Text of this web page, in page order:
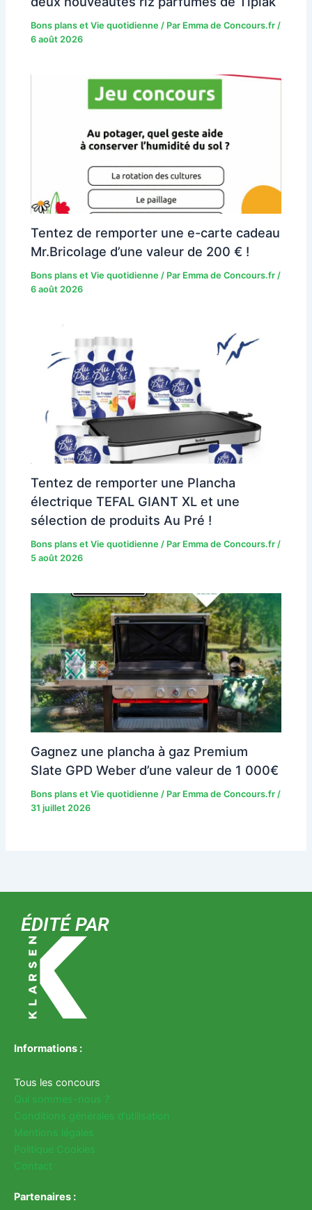
Bons plans et Vie quotidienne / Par Emma de Concours.fr/
6 août 2026
Tentez de remporter une e-carte cadeau
Mr.Bricolage d’une valeur de 200 € !
Bons plans et Vie quotidienne / Par Emma de Concours.fr/
6 août 2026
Tentez de remporter une Plancha
électrique TEFAL GIANT XL et une
sélection de produits Au Pré !
Bons plans et Vie quotidienne / Par Emma de Concours.fr/
5 août 2026
Gagnez une plancha à gaz Premium
Slate GPD Weber d’une valeur de 1 000€
Bons plans et Vie quotidienne / Par Emma de Concours.fr/
31 juillet 2026
ÉDITÉ PAR
Informations :
Tous les concours
Qui sommes-nous ?
Conditions générales d’utilisation
Mentions légales
Politique Cookies
Contact
Partenaires :